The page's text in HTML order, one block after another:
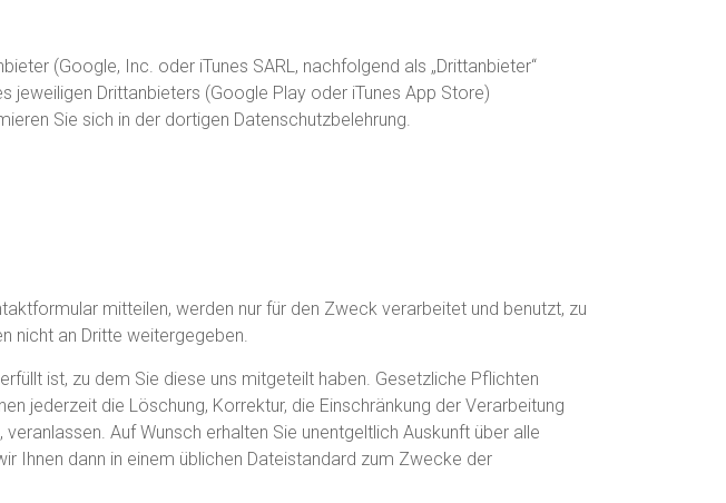
(Google, Inc. oder iTunes SARL, nachfolgend als „Drittanbieter“
jeweiligen Drittanbieters (Google Play oder iTunes App Store)
Sie sich in der dortigen Datenschutzbelehrung.
mitteilen, werden nur für den Zweck verarbeitet und benutzt, zu
nicht an Dritte weitergegeben.
ist, zu dem Sie diese uns mitgeteilt haben. Gesetzliche Pflichten
jederzeit die Löschung, Korrektur, die Einschränkung der Verarbeitung
Auf Wunsch erhalten Sie unentgeltlich Auskunft über alle
Ihnen dann in einem üblichen Dateistandard zum Zwecke der